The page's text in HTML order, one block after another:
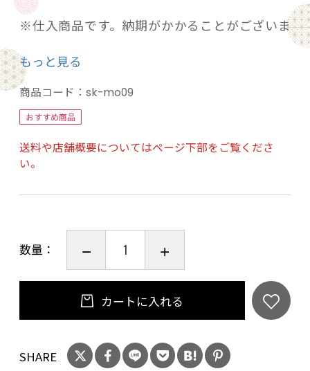
※仕入商品です。納期がかかることがございま
※返品・交換対応不可商品です。
もっと見る
商品コード： sk-mo09
おすすめ商品
送料や店舗概要についてはページ下部をご覧くださ
い。
数量：
カートに入れる
SHARE